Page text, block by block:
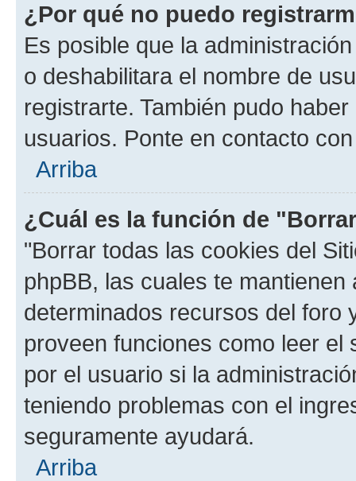
¿Por qué no puedo
Es posible que la
o deshabilitara el nombre de
registrarte. También pudo
usuarios. Ponte en contacto
Arriba
¿Cuál es la función de
"Borrar todas las cookies del
phpBB, las cuales te
determinados recursos del foro
proveen funciones como leer el
por el usuario si la
teniendo problemas con el
seguramente ayudará.
Arriba